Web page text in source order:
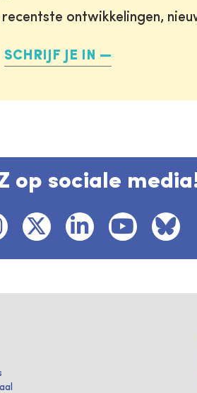
ontwikkelingen,
SCHRIJF JE IN
op sociale